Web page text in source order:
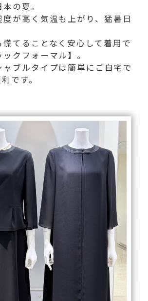
の夏。
が高く気温も上がり、猛暑日
てることなく安心して着用で
クフォーマル】。
ブルタイプは簡単にご自宅で
です。